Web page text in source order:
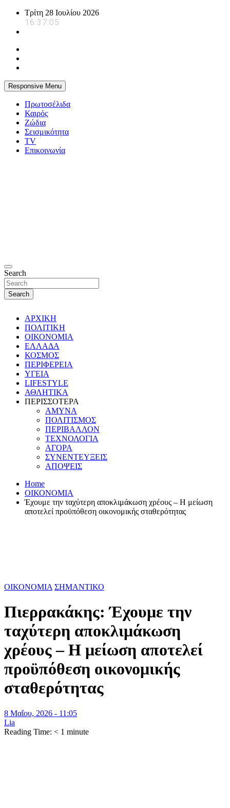
Skip
content
Τρίτη 28 Ιουλίου 2026
16:37:06
Responsive Menu
Πρωτοσέλιδα
Καιρός
Ζώδια
Σεισμικότητα
TV
Επικοινωνία
Search
Search
ΑΡΧΙΚΗ
ΠΟΛΙΤΙΚΗ
ΟΙΚΟΝΟΜΙΑ
ΕΛΛΑΔΑ
ΚΟΣΜΟΣ
ΠΕΡΙΦΕΡΕΙΑ
ΥΓΕΙΑ
LIFESTYLE
ΑΘΛΗΤΙΚΑ
ΠΕΡΙΣΣΟΤΕΡΑ
ΑΜΥΝΑ
ΠΟΛΙΤΙΣΜΟΣ
ΠΕΡΙΒΑΛΛΟΝ
ΤΕΧΝΟΛΟΓΙΑ
ΑΓΟΡΑ
ΣΥΝΕΝΤΕΥΞΕΙΣ
ΑΠΟΨΕΙΣ
Home
ΟΙΚΟΝΟΜΙΑ
Έχουμε την ταχύτερη αποκλιμάκωση χρέους – Η μείωση
αποτελεί προϋπόθεση οικονομικής σταθερότητας
ΟΙΚΟΝΟΜΙΑ ΣΗΜΑΝΤΙΚΟ
Πιερρακάκης: Έχουμε την
ταχύτερη αποκλιμάκωση
χρέους – Η μείωση αποτελεί
προϋπόθεση οικονομικής
σταθερότητας
8 Μαΐου, 2026 - 11:05
Lia
Reading Time: < 1 minute